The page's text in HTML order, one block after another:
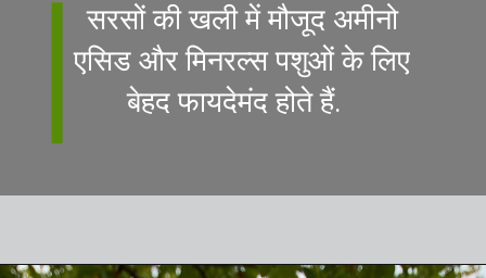
सरसों की खली में मौजूद अमीनो
एसिड और मिनरल्स पशुओं के लिए